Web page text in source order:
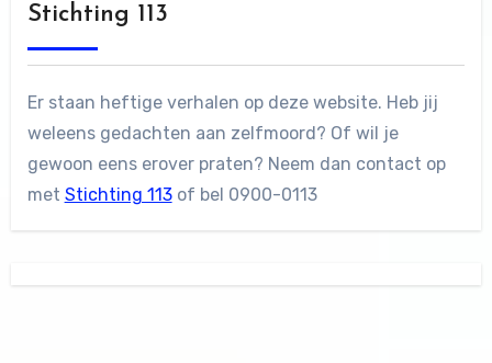
Stichting 113
Er staan heftige verhalen op deze website. Heb jij
weleens gedachten aan zelfmoord? Of wil je
gewoon eens erover praten? Neem dan contact op
met Stichting 113of bel 0900-0113